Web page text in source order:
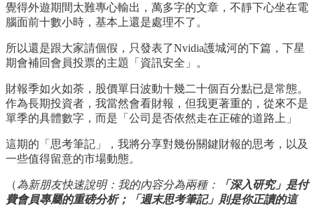
覺得外遊期間太難專心輸出，萬多字的文章，不靜下心坐在電
腦面前十數小時，基本上還是處理不了。
所以還是跟大家請個假，只發表了Nvidia護城河的下篇，下星
期會補回會員投票的主題「資訊安全」。
財報季如火如荼，股價單日波動十幾二十個百分點已是常態。
作為長期投資者，我當然會看財報，但我更著重的，從來不是
單季的具體數字，而是「公司是否依然走在正確的道路上」
這期的「思考筆記」，我將分享對幾份關鍵財報的思考，以及
一些值得留意的市場動態。
（為新朋友快速說明：我的內容分為兩種：
「深入研究」是付
費會員專屬的重磅分析；「週末思考筆記」則是你正讀的這